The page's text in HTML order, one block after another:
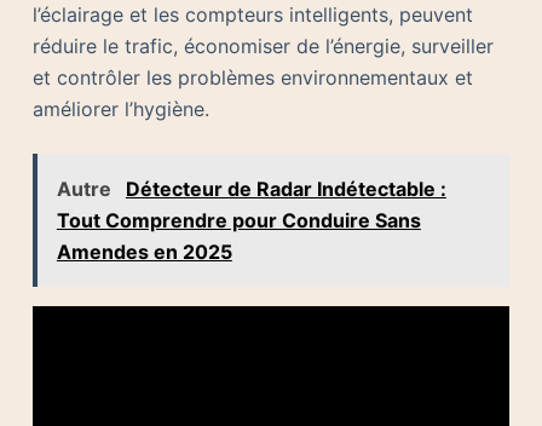
l’éclairage et les compteurs intelligents, peuvent
réduire le trafic, économiser de l’énergie, surveiller
et contrôler les problèmes environnementaux et
améliorer l’hygiène.
Autre
Détecteur de Radar Indétectable :
Tout Comprendre pour Conduire Sans
Amendes en 2025